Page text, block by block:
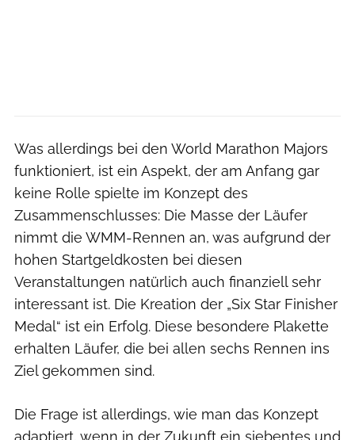
Was allerdings bei den World Marathon Majors
funktioniert, ist ein Aspekt, der am Anfang gar
keine Rolle spielte im Konzept des
Zusammenschlusses: Die Masse der Läufer
nimmt die WMM-Rennen an, was aufgrund der
hohen Startgeldkosten bei diesen
Veranstaltungen natürlich auch finanziell sehr
interessant ist. Die Kreation der „Six Star Finisher
Medal“ ist ein Erfolg. Diese besondere Plakette
erhalten Läufer, die bei allen sechs Rennen ins
Ziel gekommen sind.
Die Frage ist allerdings, wie man das Konzept
adaptiert, wenn in der Zukunft ein siebentes und